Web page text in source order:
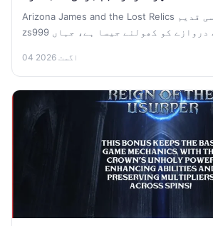
Arizona James and the Lost Relics میں قدم رکھنا کسی قدیم
04 اگست 2026